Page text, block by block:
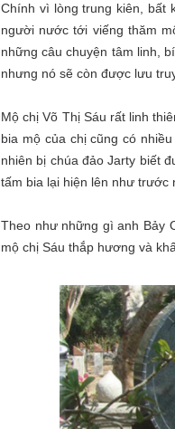
Chính vì lòng trung kiên, bất
người nước tới viếng thăm
những câu chuyện tâm linh,
nhưng nó sẽ còn được lưu
Mộ chị Võ Thị Sáu rất linh
bia mộ của chị cũng có
nhiên bị chúa đảo Jarty biết
tấm bia lại hiện lên như trước
Theo như những gì anh Bảy
mộ chị Sáu thắp hương và